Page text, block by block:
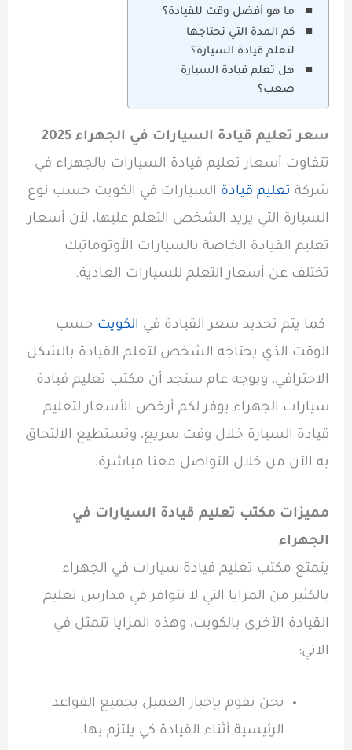
ما هو أفضل وقت للقيادة؟
كم المدة التي تحتاجها
لتعلم قيادة السيارة؟
هل تعلم قيادة السيارة
صعب؟
سعر تعليم قيادة السيارات في الجهراء 2025
تتفاوت أسعار تعليم قيادة السيارات بالجهراء في
شركة تعليم قيادة السيارات في الكويت حسب نوع
السيارة التي يريد الشخص التعلم عليها، لأن أسعار
تعليم القيادة الخاصة بالسيارات الأوتوماتيك
تختلف عن أسعار التعلم للسيارات العادية.
كما يتم تحديد سعر القيادة في الكويت حسب
الوقت الذي يحتاجه الشخص لتعلم القيادة بالشكل
الاحترافي، وبوجه عام ستجد أن مكتب تعليم قيادة
سيارات الجهراء يوفر لكم أرخص الأسعار لتعليم
قيادة السيارة خلال وقت سريع، وتستطيع الالتحاق
به الآن من خلال التواصل معنا مباشرة.
مميزات مكتب تعليم قيادة السيارات في
الجهراء
يتمتع مكتب تعليم قيادة سيارات في الجهراء
بالكثير من المزايا التي لا تتوافر في مدارس تعليم
القيادة الأخرى بالكويت، وهذه المزايا تتمثل في
الآتي:
نحن نقوم بإخبار العميل بجميع القواعد
الرئيسية أثناء القيادة كي يلتزم بها.